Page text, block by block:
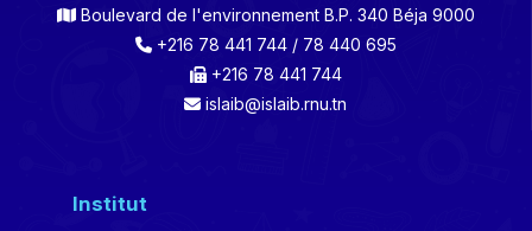
Boulevard de l'environnement B.P. 340 Béja 9000
+216 78 441 744 / 78 440 695
+216 78 441 744
islaib@islaib.rnu.tn
Institut